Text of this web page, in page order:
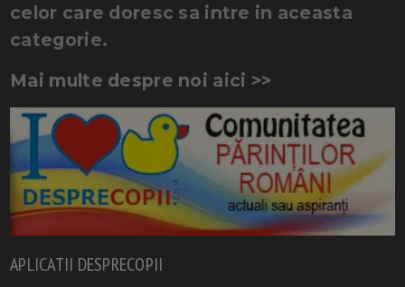
celor care doresc sa intre in aceasta
categorie.
Mai multe despre noi aici >>
APLICATII DESPRECOPII